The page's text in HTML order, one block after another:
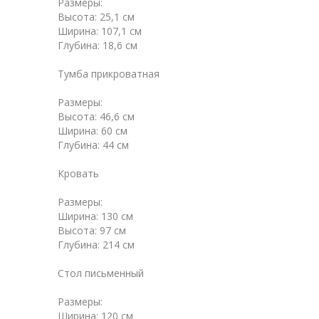
Высота: 25,1 см
Ширина: 107,1 см
Глубина: 18,6 см
Тумба прикроватная
Размеры:
Высота: 46,6 см
Ширина: 60 см
Глубина: 44 см
Кровать
Размеры:
Ширина: 130 см
Высота: 97 см
Глубина: 214 см
Стол письменный
Размеры:
Ширина: 120 см